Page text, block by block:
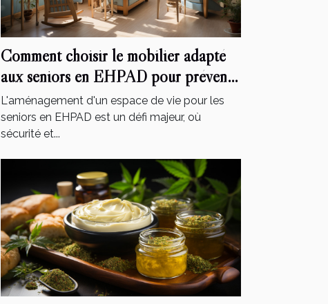
Comment choisir le mobilier adapté
aux seniors en EHPAD pour prévenir
les chutes et accidents
L'aménagement d'un espace de vie pour les
seniors en EHPAD est un défi majeur, où
sécurité et...